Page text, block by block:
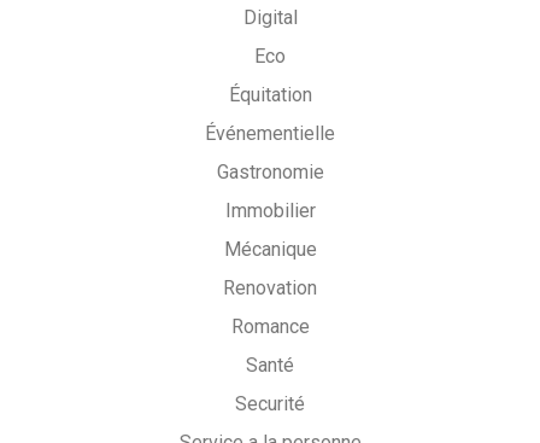
Digital
Eco
Équitation
Événementielle
Gastronomie
Immobilier
Mécanique
Renovation
Romance
Santé
Securité